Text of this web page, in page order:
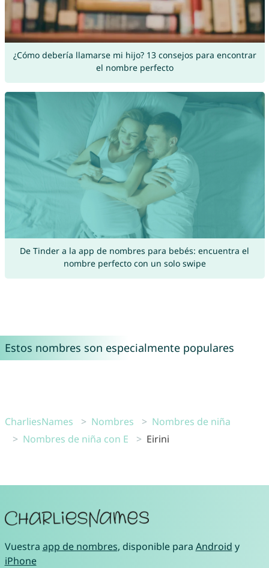
¿Cómo debería llamarse mi hijo? 13 consejos para encontrar
el nombre perfecto
De Tinder a la app de nombres para bebés: encuentra el
nombre perfecto con un solo swipe
Estos nombres son especialmente populares
CharliesNames Nombres
Nombres de niña
Nombres de niña con E
Eirini
Vuestra app de nombres, disponible para Android y
iPhone